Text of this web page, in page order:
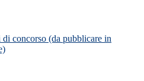
di concorso (da pubblicare in